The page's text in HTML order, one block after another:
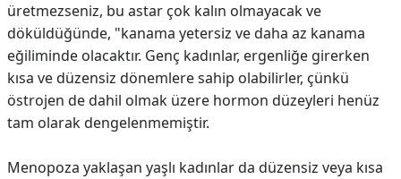
üretmezseniz, bu astar çok kalın olmayacak ve
döküldüğünde, "kanama yetersiz ve daha az kanama
eğiliminde olacaktır. Genç kadınlar, ergenliğe girerken
kısa ve düzensiz dönemlere sahip olabilirler, çünkü
östrojen de dahil olmak üzere hormon düzeyleri henüz
tam olarak dengelenmemiştir.
Menopoza yaklaşan yaşlı kadınlar da düzensiz veya kısa